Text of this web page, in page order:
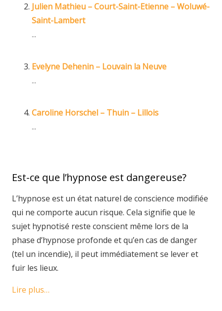
Julien Mathieu – Court-Saint-Etienne – Woluwé-
Saint-Lambert
...
Evelyne Dehenin – Louvain la Neuve
...
Caroline Horschel – Thuin – Lillois
...
Est-ce que l’hypnose est dangereuse?
L’hypnose est un état naturel de conscience modifiée
qui ne comporte aucun risque. Cela signifie que le
sujet hypnotisé reste conscient même lors de la
phase d’hypnose profonde et qu’en cas de danger
(tel un incendie), il peut immédiatement se lever et
fuir les lieux.
Lire plus…